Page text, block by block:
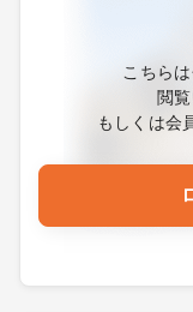
こちら
閲
もしくは会